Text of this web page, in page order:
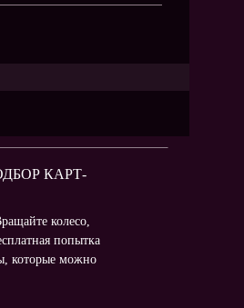
КАРТ-
колесо,
попытка
которые можно